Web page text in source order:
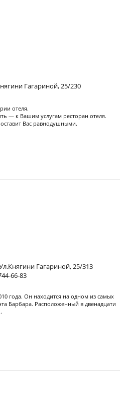
Гагариной, 25/230
отеля.
— к Вашим услугам ресторан отеля.
Вас равнодушными.
Гагариной, 25/313
66-83
года. Он находится на одном из самых
Барбара. Расположенный в двенадцати